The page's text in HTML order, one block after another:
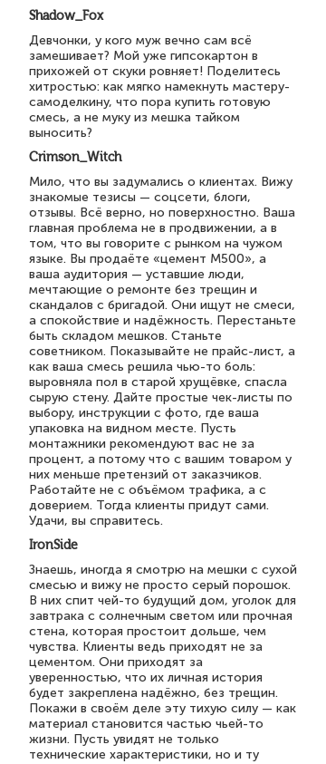
Shadow_Fox
Девчонки, у кого муж вечно сам всё
замешивает? Мой уже гипсокартон в
прихожей от скуки ровняет! Поделитесь
хитростью: как мягко намекнуть мастеру-
самоделкину, что пора купить готовую
смесь, а не муку из мешка тайком
выносить?
Crimson_Witch
Мило, что вы задумались о клиентах. Вижу
знакомые тезисы — соцсети, блоги,
отзывы. Всё верно, но поверхностно. Ваша
главная проблема не в продвижении, а в
том, что вы говорите с рынком на чужом
языке. Вы продаёте «цемент М500», а
ваша аудитория — уставшие люди,
мечтающие о ремонте без трещин и
скандалов с бригадой. Они ищут не смеси,
а спокойствие и надёжность. Перестаньте
быть складом мешков. Станьте
советником. Показывайте не прайс-лист, а
как ваша смесь решила чью-то боль:
выровняла пол в старой хрущёвке, спасла
сырую стену. Дайте простые чек-листы по
выбору, инструкции с фото, где ваша
упаковка на видном месте. Пусть
монтажники рекомендуют вас не за
процент, а потому что с вашим товаром у
них меньше претензий от заказчиков.
Работайте не с объёмом трафика, а с
доверием. Тогда клиенты придут сами.
Удачи, вы справитесь.
IronSide
Знаешь, иногда я смотрю на мешки с сухой
смесью и вижу не просто серый порошок.
В них спит чей-то будущий дом, уголок для
завтрака с солнечным светом или прочная
стена, которая простоит дольше, чем
чувства. Клиенты ведь приходят не за
цементом. Они приходят за
уверенностью, что их личная история
будет закреплена надёжно, без трещин.
Покажи в своём деле эту тихую силу — как
материал становится частью чьей-то
жизни. Пусть увидят не только
технические характеристики, но и ту